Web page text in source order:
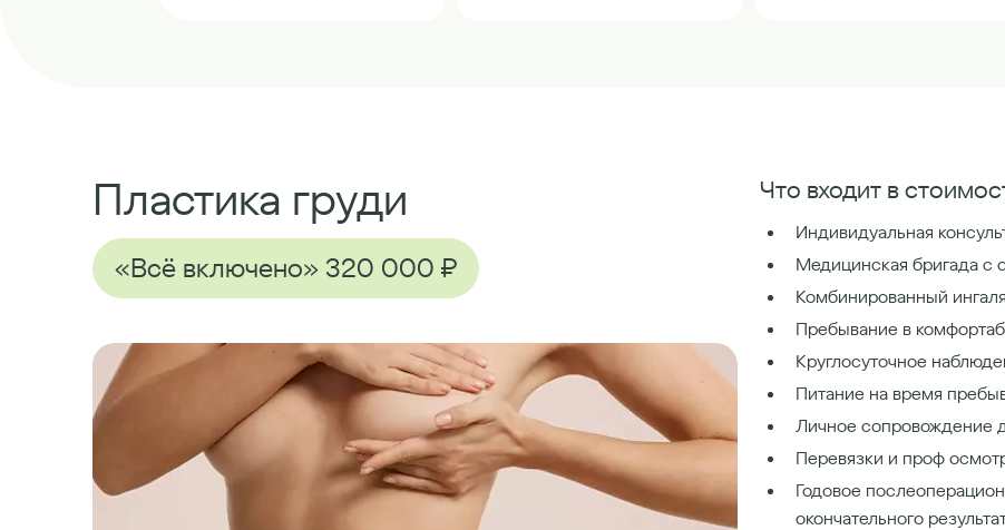
Пластика груди
«Всё включено» 320 000 ₽
Что входит в
Индивидуальная
Медицинская бригада с
Комбинированный
Пребывание в
Круглосуточное
Питание на время
Личное сопровождение
Перевязки и проф
Годовое
окончательного